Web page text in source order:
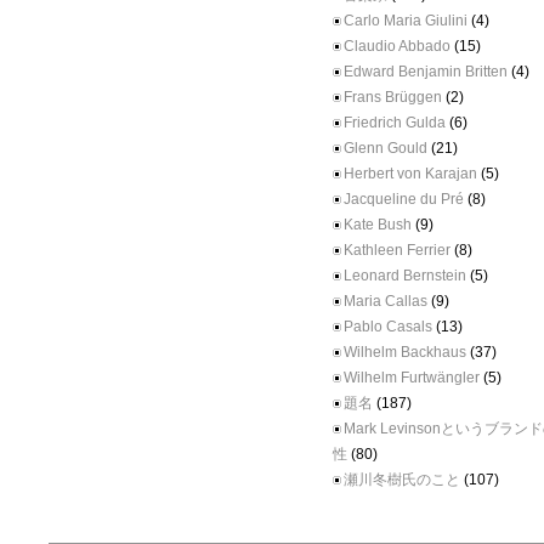
Carlo Maria Giulini (4)
Claudio Abbado (15)
Edward Benjamin Britten (4)
Frans Brüggen (2)
Friedrich Gulda (6)
Glenn Gould (21)
Herbert von Karajan (5)
Jacqueline du Pré (8)
Kate Bush (9)
Kathleen Ferrier (8)
Leonard Bernstein (5)
Maria Callas (9)
Pablo Casals (13)
Wilhelm Backhaus (37)
Wilhelm Furtwängler (5)
題名 (187)
Mark Levinsonというブラン
性 (80)
瀬川冬樹氏のこと (107)